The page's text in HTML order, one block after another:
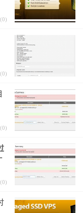
0)
0)
0)
0)